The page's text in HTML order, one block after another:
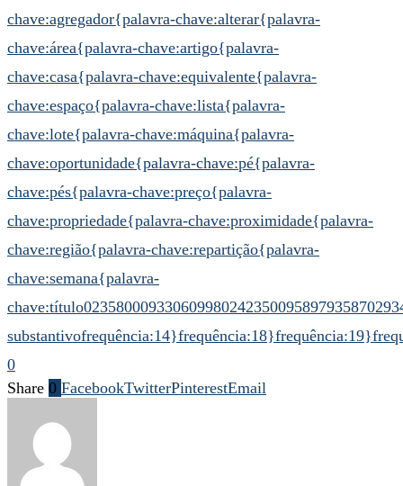
chave:agregador{palavra-chave:alterar{palavra-
chave:área{palavra-chave:artigo{palavra-
chave:casa{palavra-chave:equivalente{palavra-
chave:espaço{palavra-chave:lista{palavra-
chave:lote{palavra-chave:máquina{palavra-
chave:oportunidade{palavra-chave:pé{palavra-
chave:pés{palavra-chave:preço{palavra-
chave:propriedade{palavra-chave:proximidade{palavra-
chave:região{palavra-chave:repartição{palavra-
chave:semana{palavra-
chave:título02358000933060998024235009589793587
substantivofrequência:14}frequência:18}frequência:19}
0
Share 0 FacebookTwitterPinterestEmail